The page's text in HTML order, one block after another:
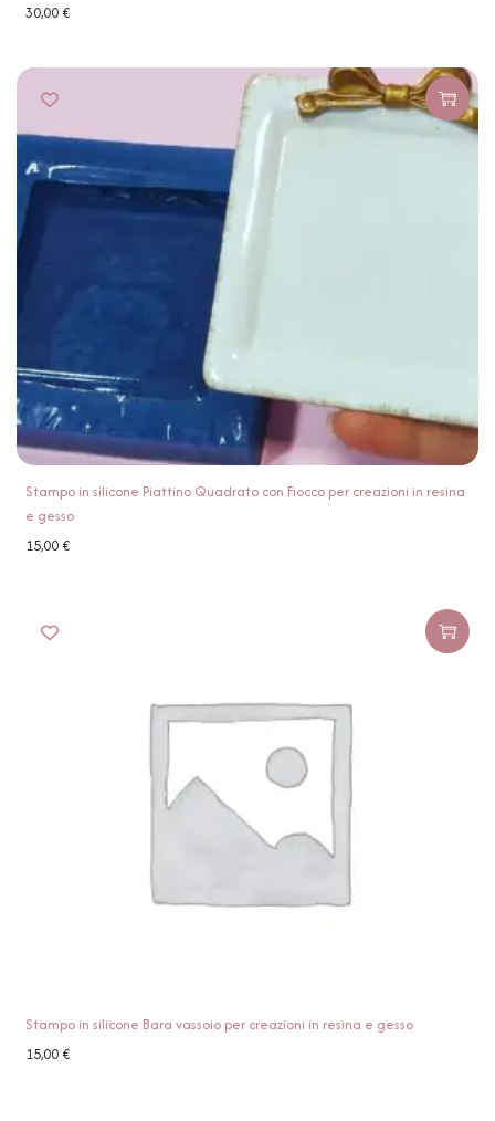
30,00€
Stampo in silicone Piattino Quadrato con Fiocco per creazioni in resina
e gesso
15,00€
Stampo in silicone Bara vassoio per creazioni in resina e gesso
15,00€